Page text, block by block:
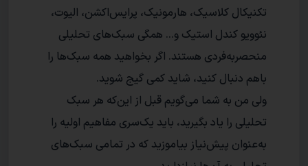
تکنیکال کلاسیک، هارمونیک، پرایس‌اکشن، الیوت،
نئوویو کندل استیک و... همگی سبک‌های تحلیلی
منحصر‌به‌فردی هستند. اگر بخواهید همه سبک‌ها را
باهم دنبال کنید، شاید کمی گیج شوید.
ولی من به شما می‌گویم قبل از این‌که هر سبک
تحلیلی را یاد بگیرید، باید یک‌سری مفاهیم اولیه را
به‌عنوان پیش‌نیاز بیاموزید که در تمامی سبک‌های